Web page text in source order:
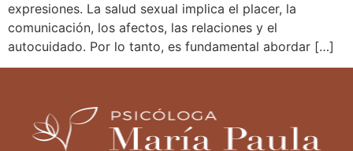
expresiones. La salud sexual implica el placer, la
comunicación, los afectos, las relaciones y el
autocuidado. Por lo tanto, es fundamental abordar […]